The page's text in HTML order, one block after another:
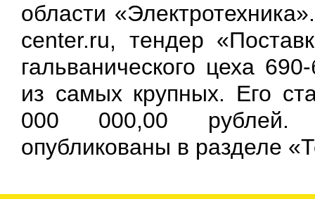
области
center.ru, тендер
гальванического цеха
из самых крупных. Его
000 000,00 рублей.
опубликованы в разделе